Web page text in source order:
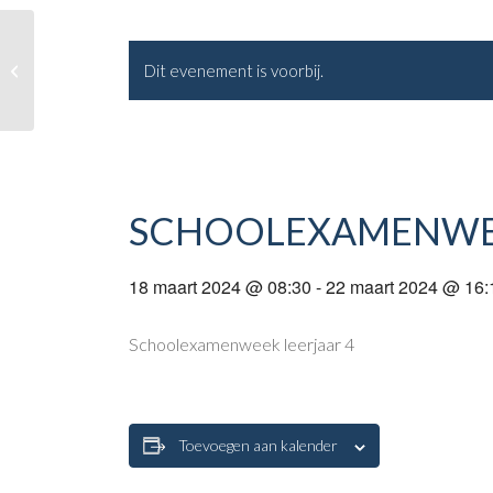
Dit evenement is voorbij.
18 maart 2024 @ 08:30 -22 maart 2024 @
Schoolexamenweek leerjaar 4
Toevoegen aan kalender
Studiedag personeel